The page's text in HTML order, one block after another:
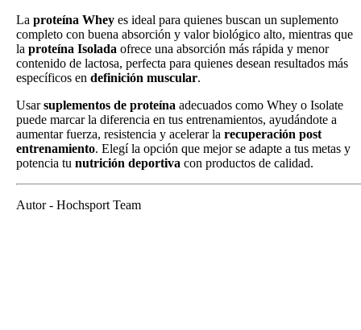
La proteína Whey es ideal para quienes buscan un suplemento
completo con buena absorción y valor biológico alto, mientras que
la proteína Isolada ofrece una absorción más rápida y menor
contenido de lactosa, perfecta para quienes desean resultados más
específicos en definición muscular.
Usarsuplementos de proteína adecuados como Whey o Isolate
puede marcar la diferencia en tus entrenamientos, ayudándote a
aumentar fuerza, resistencia y acelerar la recuperación post
entrenamiento. Elegí la opción que mejor se adapte a tus metas y
potencia tu nutrición deportiva con productos de calidad.
Autor - Hochsport Team